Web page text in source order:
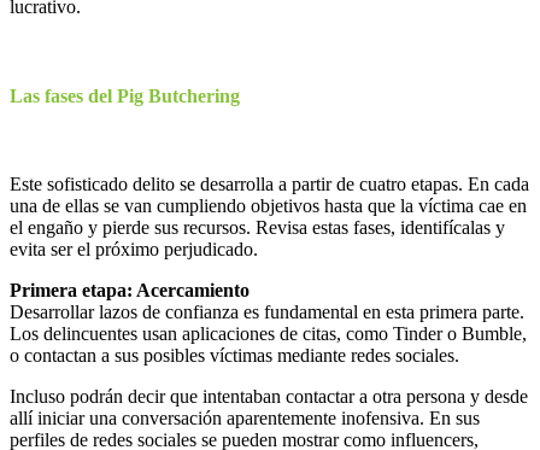
lucrativo.
Las fases del Pig Butchering
Este sofisticado delito se desarrolla a partir de cuatro etapas. En cada
una de ellas se van cumpliendo objetivos hasta que la víctima cae en
el engaño y pierde sus recursos. Revisa estas fases, identifícalas y
evita ser el próximo perjudicado.
Primera etapa: Acercamiento
Desarrollar lazos de confianza es fundamental en esta primera parte.
Los delincuentes usan aplicaciones de citas, como Tinder o Bumble,
o contactan a sus posibles víctimas mediante redes sociales.
Incluso podrán decir que intentaban contactar a otra persona y desde
allí iniciar una conversación aparentemente inofensiva. En sus
perfiles de redes sociales se pueden mostrar como influencers,